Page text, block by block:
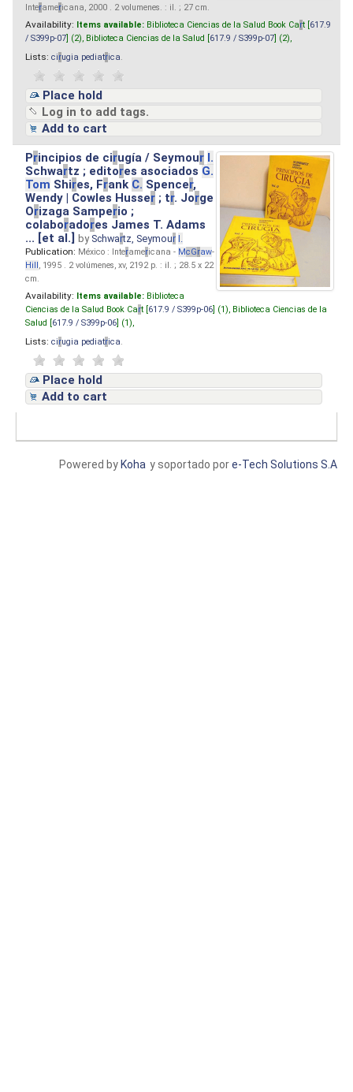
Interamericana, 2000 . 2 volumenes. : il. ; 27 cm.
Availability: Items available: Biblioteca Ciencias de la Salud Book Cart [ 617.9
/ S399p-07 ] (2), Biblioteca Ciencias de la Salud [ 617.9 / S399p-07 ] (2),
Lists: cirugia pediatrica
Place hold
Log in to add tags.
Add to cart
Principios de cirugía / Seymour I.
Schwartz ; editores asociados G.
Tom Shires, Frank C. Spencer,
Wendy | Cowles Husser ; tr. Jorge
Orizaga Samperio ;
colaboradores James T. Adams
... [et al.]by Schwartz, Seymour I.
Publication: México : Interamericana - McGraw-
Hill, 1995 . 2 volúmenes, xv, 2192 p. : il. ; 28.5 x 22
cm.
Availability: Items available: Biblioteca
Ciencias de la Salud Book Cart [ 617.9 / S399p-06 ] (1), Biblioteca Ciencias de la
Salud [ 617.9 / S399p-06 ] (1),
Lists: cirugia pediatrica
Place hold
Add to cart
y soportado pore-Tech Solutions S.A
Powered by Koha